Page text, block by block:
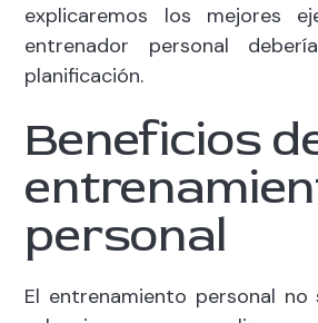
explicaremos los mejores
entrenador personal
planificación.
Beneficios
personal
El entrenamiento personal